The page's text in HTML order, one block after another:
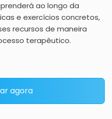
ao longo da
e exercícios concretos,
recursos de maneira
terapêutico.
agora